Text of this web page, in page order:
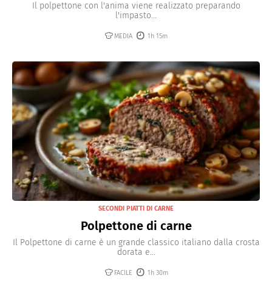
Il polpettone con l'anima viene realizzato preparando
l'impasto...
MEDIA 1h 15m
SECONDI PIATTI DI CARNE
Polpettone di carne
Il Polpettone di carne è un grande classico italiano dalla crosta
dorata e...
FACILE 1h 30m